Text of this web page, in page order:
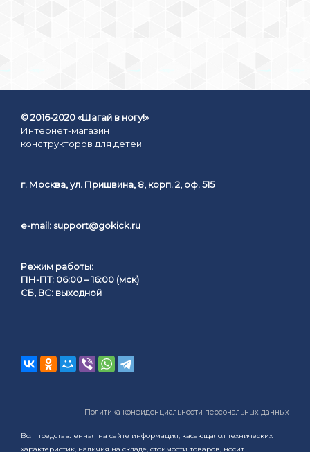
© 2016-2020 «Шагай в ногу!»
Интернет-магазин
конструкторов для детей
г. Москва, ул. Пришвина, 8, корп. 2, оф. 515
e-mail: support@gokick.ru
Режим работы:
ПН-ПТ: 06:00 – 16:00 (мск)
СБ, ВС: выходной
Политика конфиденциальности персональных данных
Вся представленная на сайте информация, касающаяся технических
характеристик, наличия на складе, стоимости товаров, носит